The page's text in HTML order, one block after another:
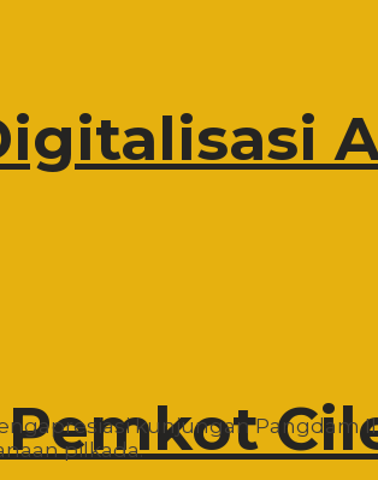
kunjungan Pangdam
pilkada.